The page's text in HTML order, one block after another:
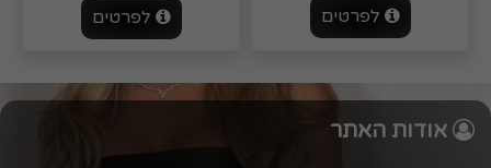
לפרטים לפרטים
אודות האתר